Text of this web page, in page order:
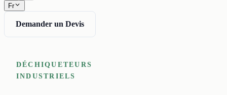
Fr
Demander un Devis
DÉCHIQUETEURS
INDUSTRIELS